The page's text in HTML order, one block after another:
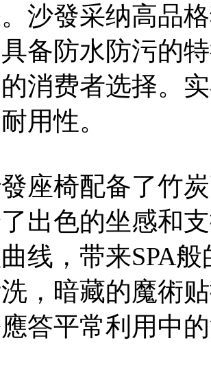
沙發采纳高品
备防水防污的
消费者选择。
用性。
座椅配备了竹
出色的坐感和
线，带来SPA
，暗藏的魔術
答平常利用中